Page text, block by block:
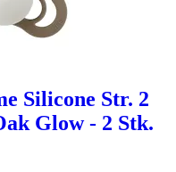
Silicone Str. 2
Glow - 2 Stk.